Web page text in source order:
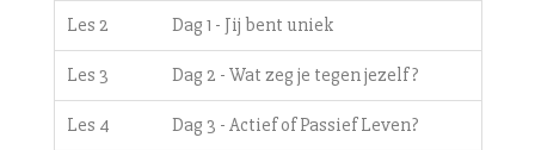
Les 2 Dag 1 - Jij bent uniek
Les 3 Dag 2 - Wat zeg je tegen jezelf?
Les 4 Dag 3 - Actief of Passief Leven?